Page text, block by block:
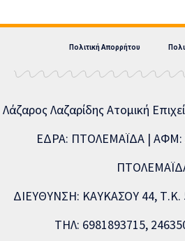
Πολιτική Απορρήτου
Λάζαρος Λαζαρίδης Ατομική
ΕΔΡΑ: ΠΤΟΛΕΜΑΪΔΑ | ΑΦΜ:
ΔΙΕΥΘΥΝΣΗ: ΚΑΥΚΑΣΟΥ 44,
ΤΗΛ: 6981893715,